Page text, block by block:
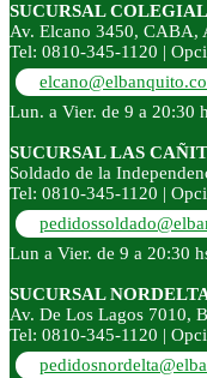
SUCURSAL
Av. Elcano 3450, CABA,
Tel: 0810-345-1120 |
Lun. a Vier. de 9 a 20:30
SUCURSAL LAS
Soldado de la
Tel: 0810-345-1120 |
Lun a Vier. de 9 a 20:30
SUCURSAL
Av. De Los Lagos 7010,
Tel: 0810-345-1120 |